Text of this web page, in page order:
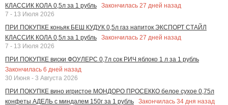
КЛАССИК КОЛА 0,5л за 1 рубль
Закончилась 27 дней назад
7 - 13 Июля 2026
ПРИ ПОКУПКЕ коньяк БЕШ КУДУК 0,5л газ напиток ЭКСПОРТ СТАЙЛ
КЛАССИК КОЛА 0,5л за 1 рубль
Закончилась 27 дней назад
7 - 13 Июля 2026
ПРИ ПОКУПКЕ виски ФОУЛЕРС 0,7л сок РИЧ яблоко 1 л за 1 рубль
Закончилась 6 дней назад
30 Июня - 3 Августа 2026
ПРИ ПОКУПКЕ вино игристое МОНДОРО ПРОСЕККО белое сухое 0,75л
конфеты АДЕЛЬ с миндалем 150г за 1 рубль
Закончилась 34 дня назад